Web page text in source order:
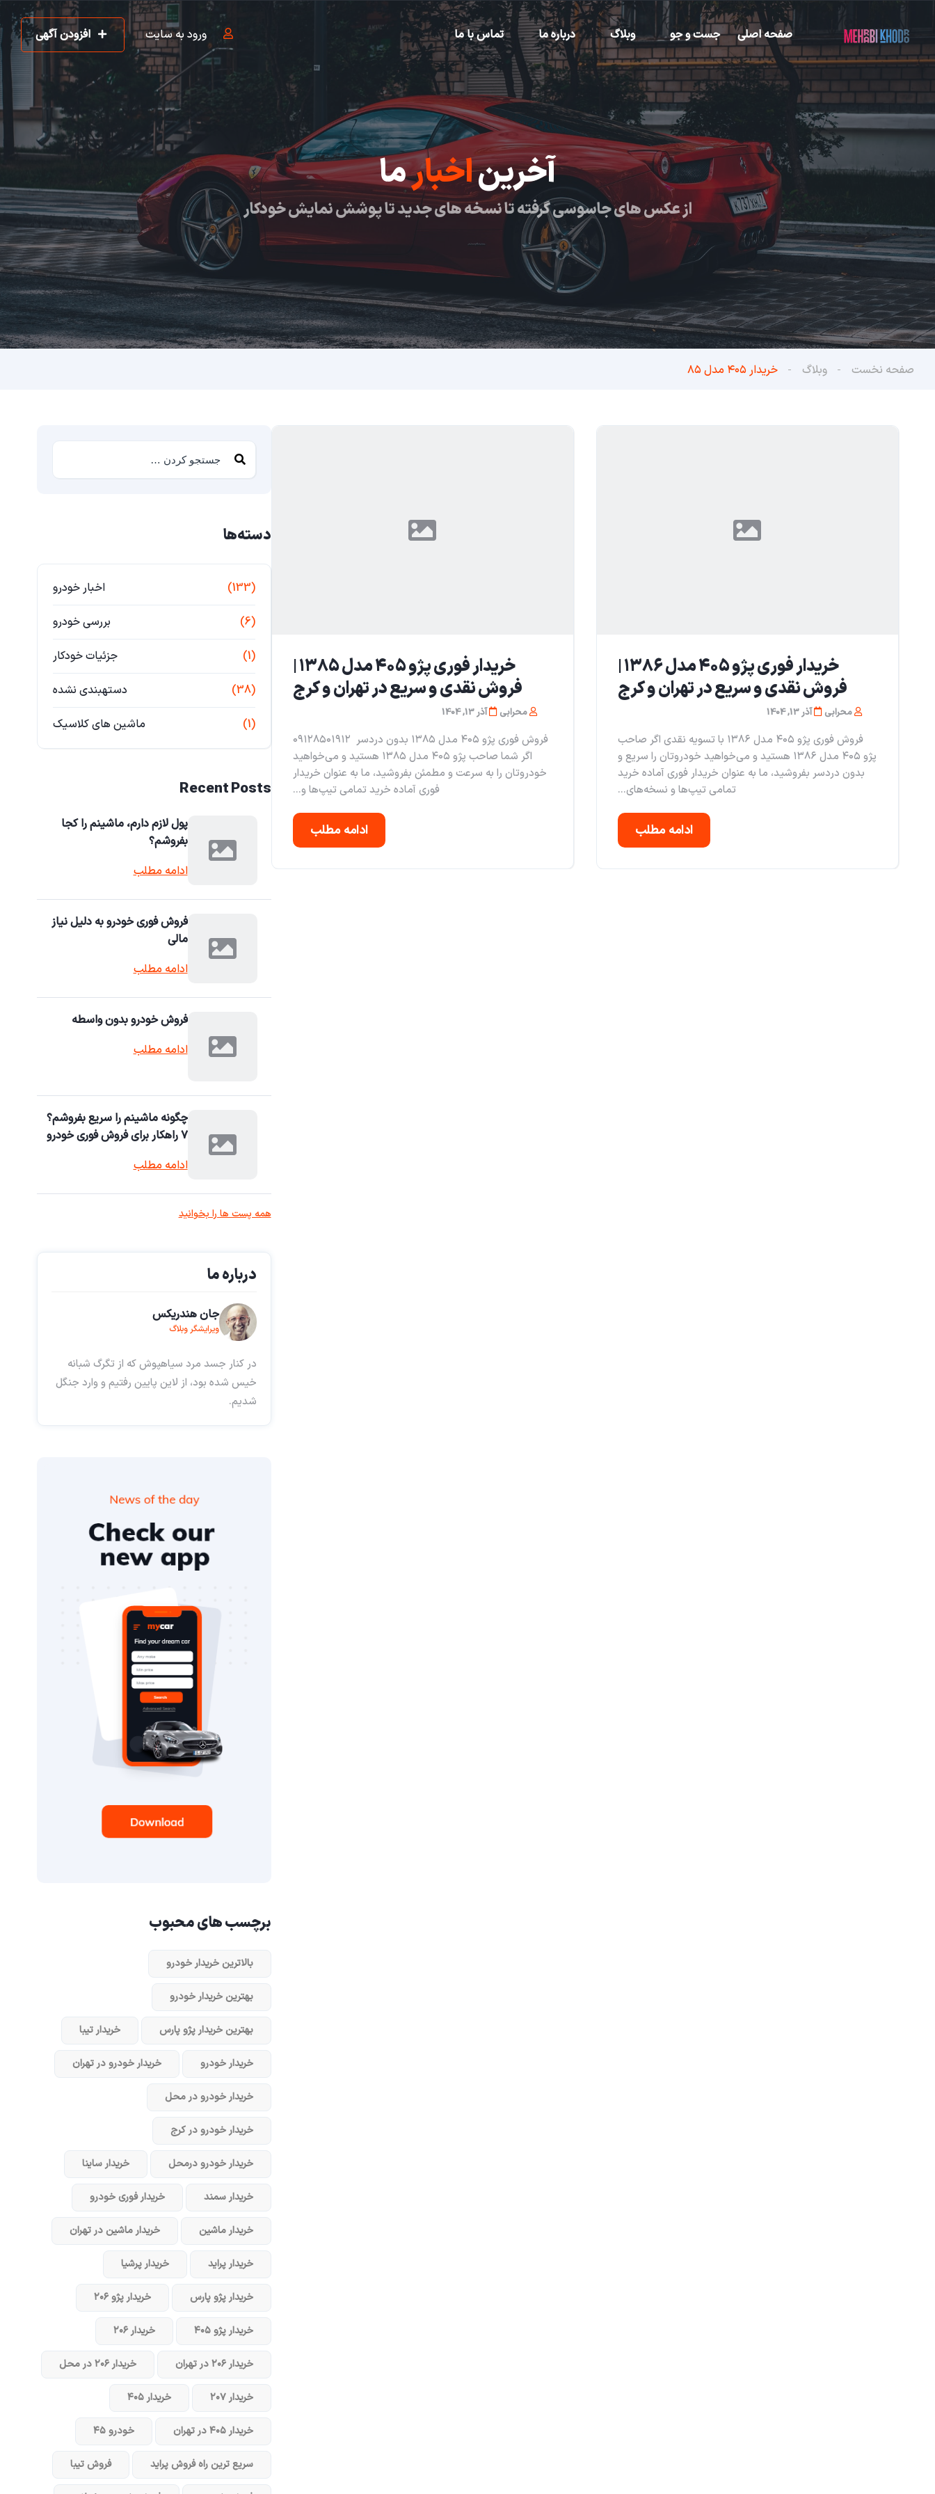
صفحه اصلی جست و جو وبلاگ درباره ما تماس با ما ورود به سایت افزودن آگهی
آخریناخبارما
از عکس های جاسوسی گرفته تا نسخه های جدید تا پوشش نمایش خودکار
صفحه نخست وبلاگ خریدار ۴۰۵ مدل ۸۵
خریدار فوری پژو ۴۰۵ مدل ۱۳۸۶ |
فروش نقدی و سریع در تهران و کرج
محرابی آذر 13, 1404
فروش فوری پژو ۴۰۵ مدل ۱۳۸۶ با تسویه نقدی اگر صاحب
پژو ۴۰۵ مدل ۱۳۸۶ هستید و می‌خواهید خودروتان را سریع و
بدون دردسر بفروشید، ما به عنوان خریدار فوری آماده خرید
تمامی تیپ‌ها و نسخه‌های...
ادامه مطلب
خریدار فوری پژو ۴۰۵ مدل ۱۳۸۵ |
فروش نقدی و سریع در تهران و کرج
محرابی آذر 13, 1404
فروش فوری پژو ۴۰۵ مدل ۱۳۸۵ بدون دردسر ۰۹۱۲۸۵۰۱۹۱۲
اگر شما صاحب پژو ۴۰۵ مدل ۱۳۸۵ هستید و می‌خواهید
خودروتان را به سرعت و مطمئن بفروشید، ما به عنوان خریدار
فوری آماده خرید تمامی تیپ‌ها و...
ادامه مطلب
دسته‌ها
اخبار خودرو (133)
بررسی خودرو (6)
جزئیات خودکار (1)
دستهبندی نشده (38)
ماشین های کلاسیک (1)
Recent Posts
پول لازم دارم، ماشینم را کجا
بفروشم؟
ادامه مطلب
فروش فوری خودرو به دلیل نیاز
مالی
ادامه مطلب
فروش خودرو بدون واسطه
ادامه مطلب
چگونه ماشینم را سریع بفروشم؟
۷ راهکار برای فروش فوری خودرو
ادامه مطلب
همه پست ها را بخوانید
درباره ما
جان هندریکس
ویرایشگر وبلاگ
در کنار جسد مرد سیاهپوش که از تگرگ شبانه
خیس شده بود، از لاین پایین رفتیم و وارد جنگل
شدیم.
برچسب های محبوب
بالاترین خریدار خودرو
بهترین خریدار خودرو
بهترین خریدار پژو پارس خریدار تیبا
خریدار خودرو خریدار خودرو در تهران
خریدار خودرو در محل
خریدار خودرو در کرج
خریدار خودرو در‌محل خریدار ساینا
خریدار سمند خریدار فوری خودرو
خریدار ماشین خریدار ماشین در تهران
خریدار پراید خریدار پرشیا
خریدار پژو پارس خریدار پژو ۲۰۶
خریدار پژو ۴۰۵ خریدار ۲۰۶
خریدار ۲۰۶ در تهران خریدار ۲۰۶ در محل
خریدار ۲۰۷ خریدار ۴۰۵
خریدار ۴۰۵ در تهران خودرو ۴۵
سریع ترین راه فروش پراید فروش تیبا